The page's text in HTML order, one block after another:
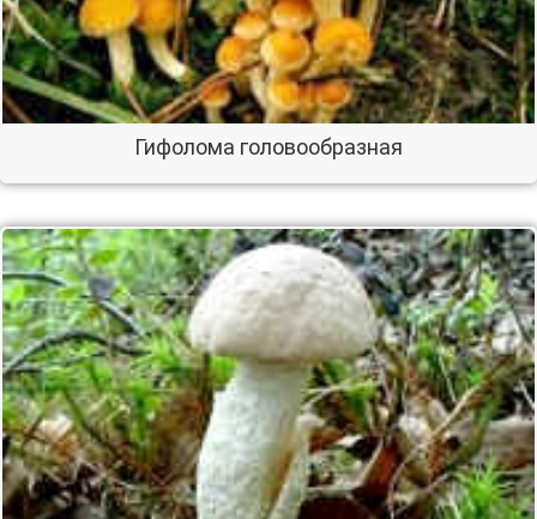
Гифолома головообразная